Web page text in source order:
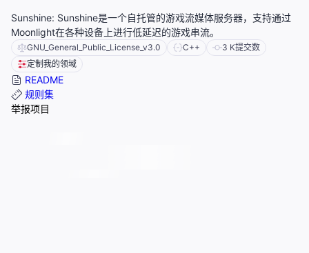
Sunshine: Sunshine是一个自托管的游戏流媒体服务器，支持通过
Moonlight在各种设备上进行低延迟的游戏串流。
GNU_General_Public_License_v3.0 C++ 3 K提交数
定制我的领域
README
规则集
举报项目